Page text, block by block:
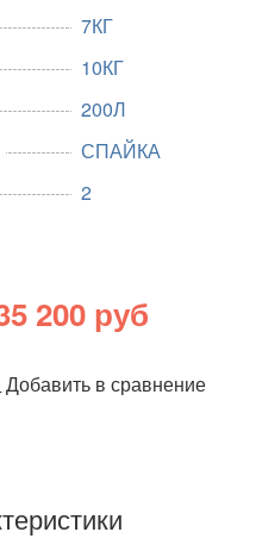
7КГ
10КГ
200Л
СПАЙКА
2
200 руб
Добавить в сравнение